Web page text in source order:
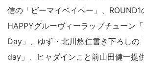
信の「ビーマイベイベー」、
HAPPYグルーヴィーラップチューン
Day」、ゆず・北川悠仁書き下ろし
day」、ヒャダインこと前山田健一提